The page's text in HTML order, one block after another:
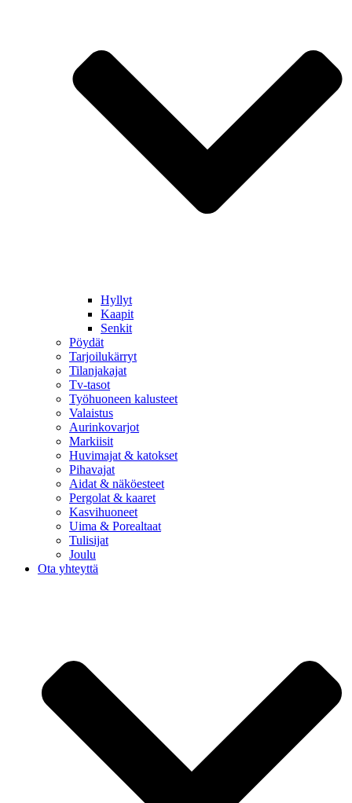
Hyllyt
Kaapit
Senkit
Pöydät
Tarjoilukärryt
Tilanjakajat
Tv-tasot
Työhuoneen kalusteet
Valaistus
Aurinkovarjot
Markiisit
Huvimajat & katokset
Pihavajat
Aidat & näköesteet
Pergolat & kaaret
Kasvihuoneet
Uima & Porealtaat
Tulisijat
Joulu
Ota yhteyttä